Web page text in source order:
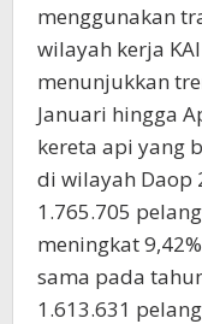
menggunakan
wilayah kerja
menunjukkan
Januari hingga
kereta api yang
di wilayah Daop
1.765.705
meningkat
sama pada
1.613.631